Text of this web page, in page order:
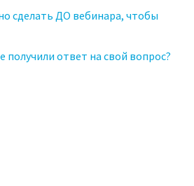
сделать ДО вебинара, чтобы
получили ответ на свой вопрос?